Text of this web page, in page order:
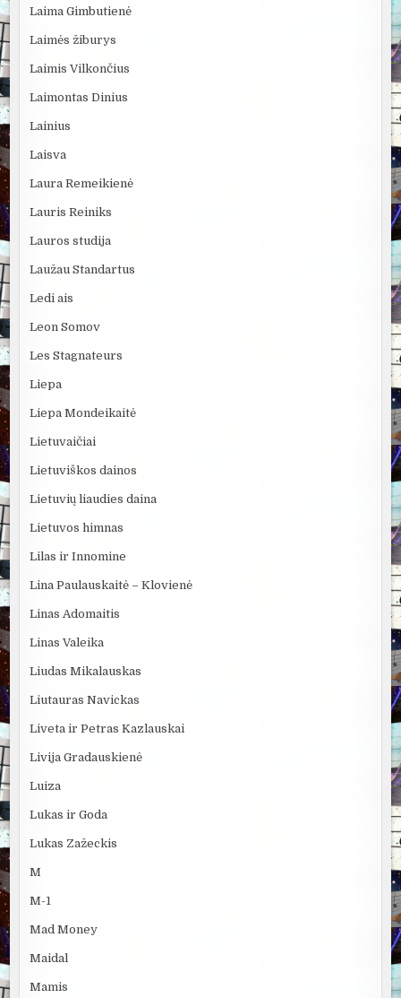
Laima Gimbutienė
Laimės žiburys
Laimis Vilkončius
Laimontas Dinius
Lainius
Laisva
Laura Remeikienė
Lauris Reiniks
Lauros studija
Laužau Standartus
Ledi ais
Leon Somov
Les Stagnateurs
Liepa
Liepa Mondeikaitė
Lietuvaičiai
Lietuviškos dainos
Lietuvių liaudies daina
Lietuvos himnas
Lilas ir Innomine
Lina Paulauskaitė – Klovienė
Linas Adomaitis
Linas Valeika
Liudas Mikalauskas
Liutauras Navickas
Liveta ir Petras Kazlauskai
Livija Gradauskienė
Luiza
Lukas ir Goda
Lukas Zažeckis
M
M-1
Mad Money
Maidal
Mamis